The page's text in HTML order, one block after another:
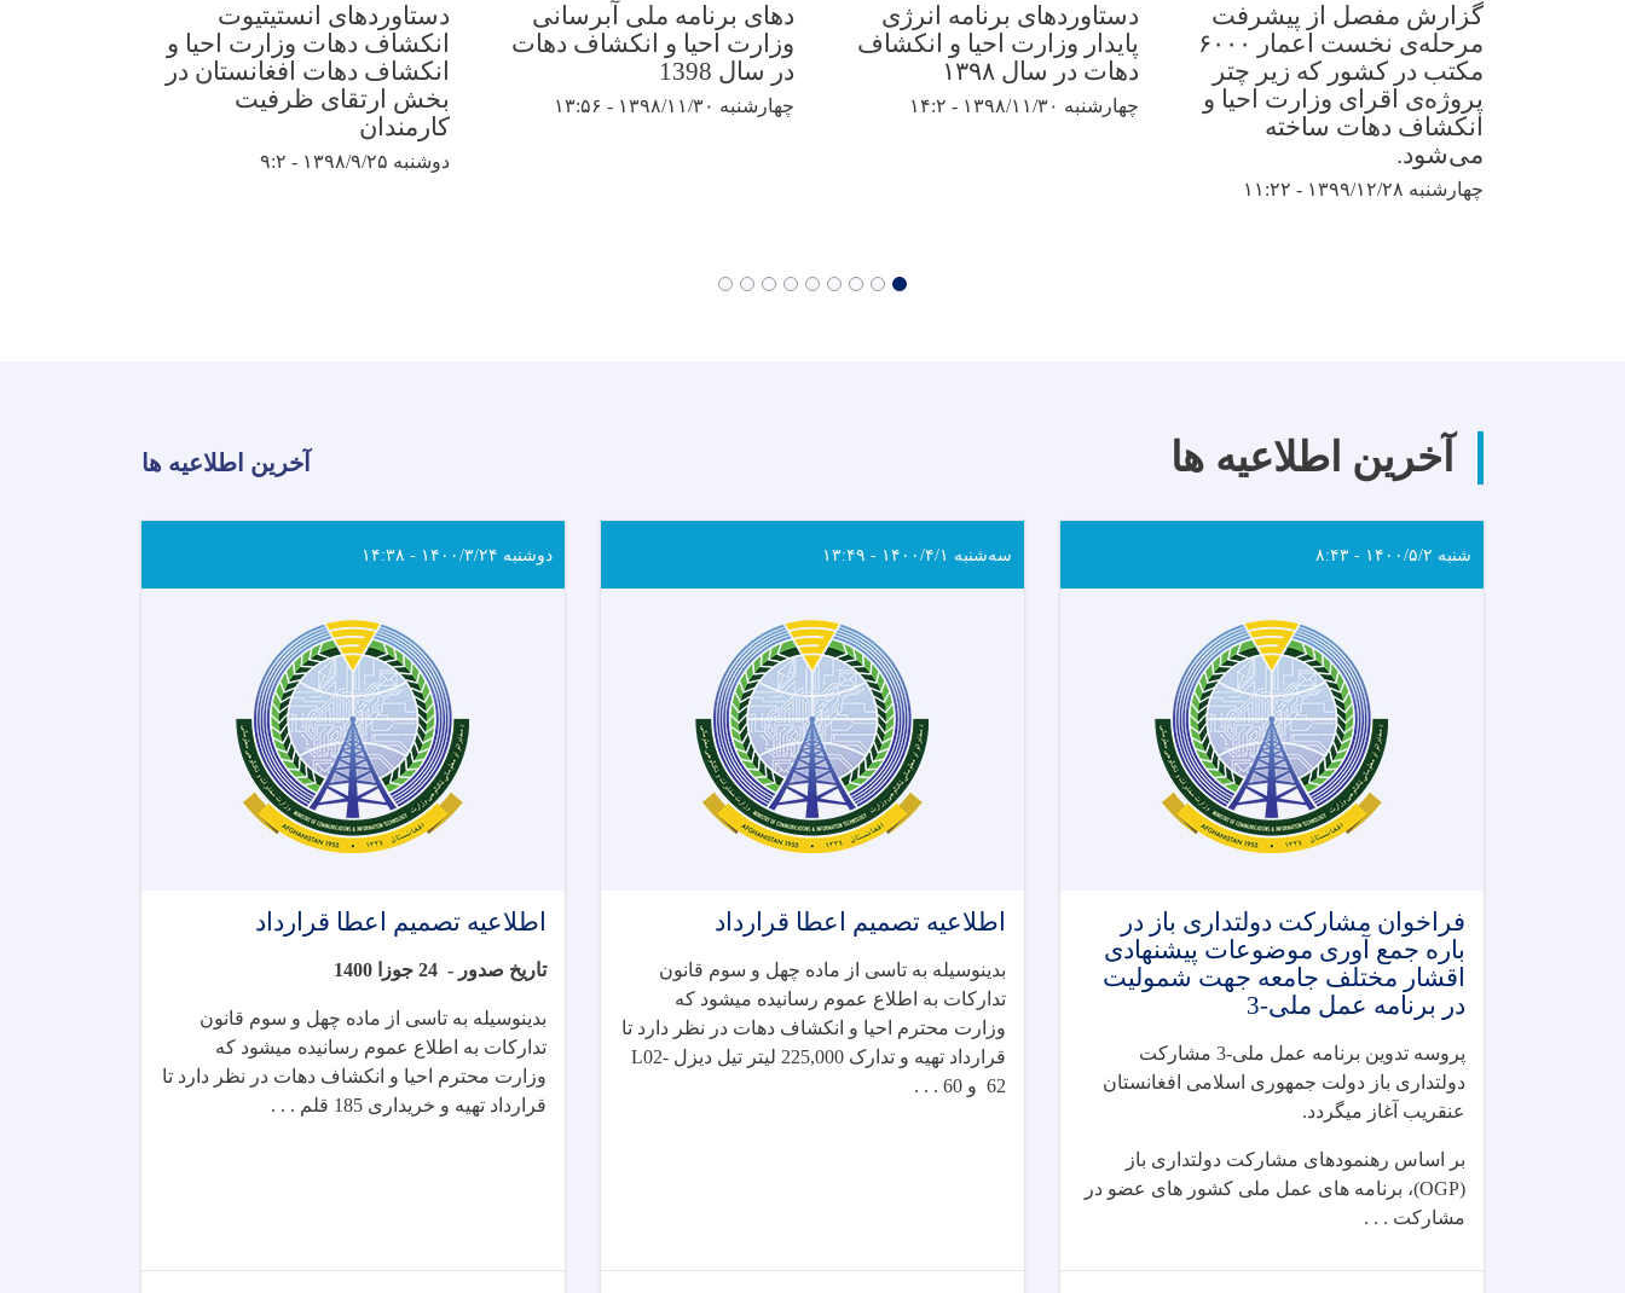
گزارش مفصل از پیشرفت
مرحله‌ی نخست اعمار ۶۰۰۰
مکتب در کشور که زیر چتر
پروژه‌ی اقرای وزارت احیا و
انکشاف دهات ساخته
می‌شود.
چهارشنبه ۱۳۹۹/۱۲/۲۸ - ۱۱:۲۲
دستاوردهای برنامه انرژی
پایدار وزارت احیا و انکشاف
دهات در سال ۱۳۹۸
چهارشنبه ۱۳۹۸/۱۱/۳۰ - ۱۴:۲
دهای برنامه ملی آبرسانی
وزارت احیا و انکشاف دهات
در سال 1398
چهارشنبه ۱۳۹۸/۱۱/۳۰ - ۱۳:۵۶
دستاوردهای انستیتیوت
انکشاف دهات وزارت احیا و
انکشاف دهات افغانستان در
بخش ارتقای ظرفیت
کارمندان
دوشنبه ۱۳۹۸/۹/۲۵ - ۹:۲
آخرین اطلاعیه ها آخرین اطلاعیه ها
شنبه ۱۴۰۰/۵/۲ - ۸:۴۳
فراخوان مشارکت دولتداری باز در
باره جمع آوری موضوعات پیشنهادی
اقشار مختلف جامعه جهت شمولیت
در برنامه عمل ملی-3
پروسه تدوین برنامه عمل ملی-3 مشارکت
دولتداری باز دولت جمهوری اسلامی افغانستان
عنقریب آغاز میگردد.
بر اساس رهنمودهای مشارکت دولتداری باز
(OGP)، برنامه های عمل ملی کشور های عضو در
مشارکت . . .
سه‌شنبه ۱۴۰۰/۴/۱ - ۱۳:۴۹
اطلاعیه تصمیم اعطا قرارداد
بدینوسیله به تاسی از ماده چهل و سوم قانون
تدارکات به اطلاع عموم رسانیده میشود که
وزارت محترم احیا و انکشاف دهات در نظر دارد تا
قرارداد تهیه و تدارک 225,000 لیتر تیل دیزل
L02-
62 و 60 . . .
دوشنبه ۱۴۰۰/۳/۲۴ - ۱۴:۳۸
اطلاعیه تصمیم اعطا قرارداد
تاریخ صدور - 24 جوزا 1400
بدینوسیله به تاسی از ماده چهل و سوم قانون
تدارکات به اطلاع عموم رسانیده میشود که
وزارت محترم احیا و انکشاف دهات در نظر دارد تا
قرارداد تهیه و خریداری 185 قلم . . .